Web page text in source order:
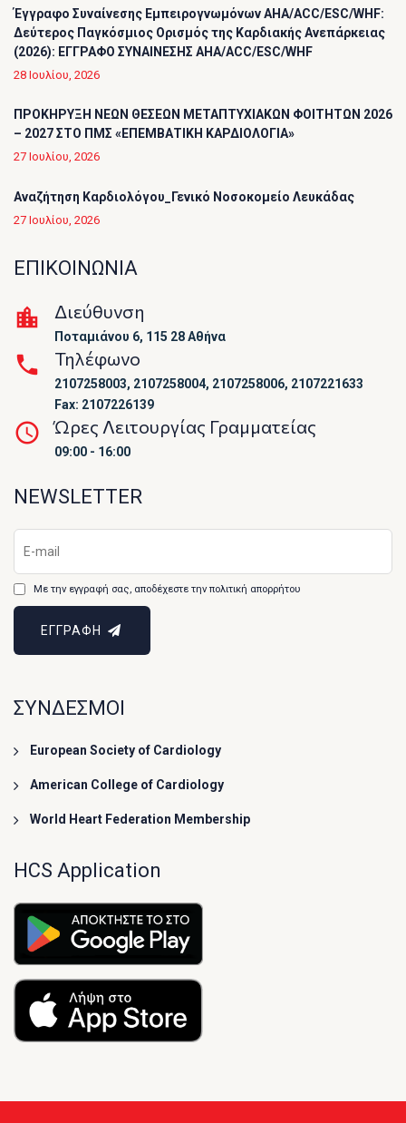
Έγγραφο Συναίνεσης Εμπειρογνωμόνων AHA/ACC/ESC/WHF:
Δεύτερος Παγκόσμιος Ορισμός της Καρδιακής Ανεπάρκειας
(2026): ΕΓΓΡΑΦΟ ΣΥΝΑΙΝΕΣΗΣ AHA/ACC/ESC/WHF
28 Ιουλίου, 2026
ΠΡΟΚΗΡΥΞΗ ΝΕΩΝ ΘΕΣΕΩΝ ΜΕΤΑΠΤΥΧΙΑΚΩΝ ΦΟΙΤΗΤΩΝ 2026
– 2027 ΣΤΟ ΠΜΣ «ΕΠΕΜΒΑΤΙΚΗ ΚΑΡΔΙΟΛΟΓΙΑ»
27 Ιουλίου, 2026
Αναζήτηση Καρδιολόγου_Γενικό Νοσοκομείο Λευκάδας
27 Ιουλίου, 2026
ΕΠΙΚΟΙΝΩΝΙΑ
Διεύθυνση
Ποταμιάνου 6, 115 28 Αθήνα
Τηλέφωνο
2107258003, 2107258004, 2107258006, 2107221633
Fax: 2107226139
Ώρες Λειτουργίας Γραμματείας
09:00 - 16:00
NEWSLETTER
Με την εγγραφή σας, αποδέχεστε την πολιτική απορρήτου
ΕΓΓΡΑΦΗ
ΣΥΝΔΕΣΜΟΙ
European Society of Cardiology
American College of Cardiology
World Heart Federation Membership
HCS Application